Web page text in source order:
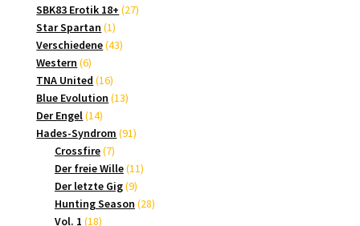
Produkte
SBK83 Erotik 18+ 2727
Star Spartan 11
Produkt
Verschiedene 4343
Western 66
Produkte
TNA United 1616
Produkte
Blue Evolution 1313
Der Engel 1414
Produkte
Hades-Syndrom 9191
Crossfire 77
Produkte
Der freie Wille 1111
Der letzte Gig 99
Produkte
Hunting Season 2828
Vol. 1 1818